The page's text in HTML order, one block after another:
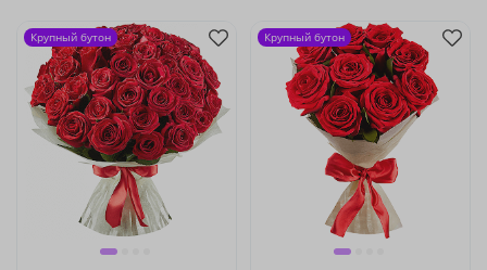
Крупный бутон Крупный бутон